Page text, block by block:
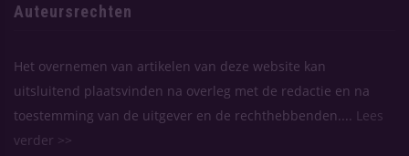
Auteursrechten
Het overnemen van artikelen van deze website kan
uitsluitend plaatsvinden na overleg met de redactie en na
toestemming van de uitgever en de rechthebbenden.... Lees
verder >>